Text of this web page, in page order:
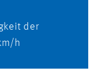
der
h